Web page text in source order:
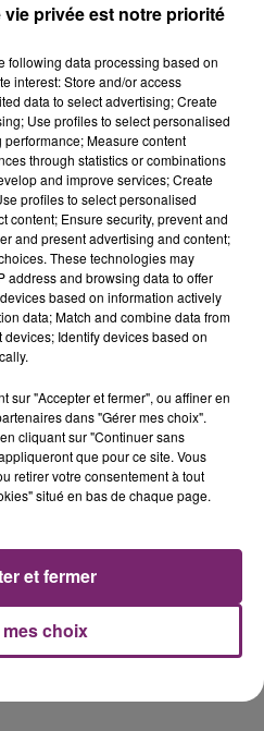
- Guinguette éphémère
!
du 12 Août 2026
soir pour la Gironde
privée est notre priorité
following data processing based on
interest: Store and/or access
data to select advertising; Create
Use profiles to select personalised
Measure content
through statistics or combinations
and improve services; Create
profiles to select personalised
content; Ensure security, prevent and
and present advertising and content;
These technologies may
address and browsing data to offer
based on information actively
data; Match and combine data from
Identify devices based on
sur "Accepter et fermer", ou affiner en
dans "Gérer mes choix".
cliquant sur "Continuer sans
que pour ce site. Vous
retirer votre consentement à tout
situé en bas de chaque page.
mes choix
et fermer